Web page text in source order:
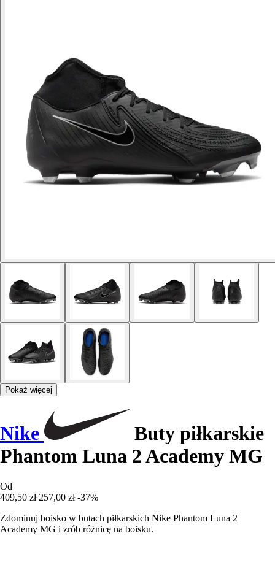
Pokaż więcej
Nike
Buty piłkarskie
Phantom Luna 2 Academy MG
Od
409,50 zł 257,00 zł -37%
Zdominuj boisko w butach piłkarskich Nike Phantom Luna 2
Academy MG i zrób różnicę na boisku.